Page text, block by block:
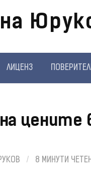
ЛИЦЕНЗ
цените
/ 8 МИНУТИ